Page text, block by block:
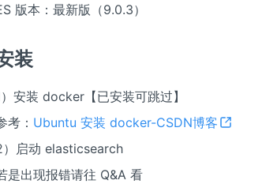
版本：最新版（9.0.3）
装
）安装 docker【已安装可跳过】
考： Ubuntu 安装 docker-CSDN博客
）启动 elasticsearch
是出现报错请往 Q&A 看